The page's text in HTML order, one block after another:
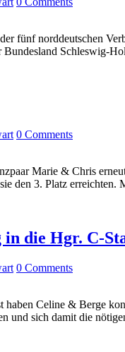
fünf norddeutschen
Schleswig-
0 Comments
Marie & Chris
den 3. Platz erreichten.
in die Hgr. C-
0 Comments
Celine & Berge
und sich damit die